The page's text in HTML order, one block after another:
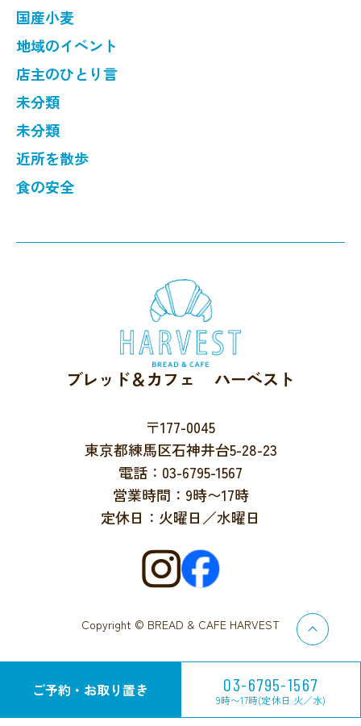
ご予約・お取り置き 03-6795-1567
9時〜17時(定休日 火／水)
国産小麦
地域のイベント
店主のひとり言
未分類
未分類
近所を散歩
食の安全
ブレッド＆カフェ ハーベスト
〒177-0045
東京都練馬区石神井台5-28-23
電話：03-6795-1567
営業時間：9時〜17時
定休日：火曜日／水曜日
Copyright © BREAD & CAFE HARVEST